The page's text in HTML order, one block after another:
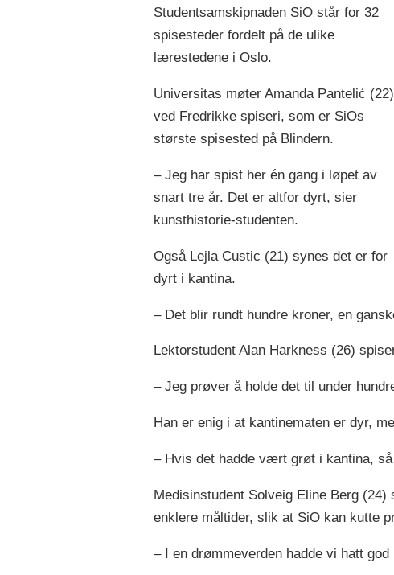
Studentsamskipnaden SiO står for 32
spisesteder fordelt på de ulike
lærestedene i Oslo.
Universitas møter Amanda Pantelić (22)
ved Fredrikke spiseri, som er SiOs
største spisested på Blindern.
– Jeg har spist her én gang i løpet av
snart tre år. Det er altfor dyrt, sier
kunsthistorie-studenten.
Også Lejla Custic (21) synes det er for
dyrt i kantina.
– Det blir rundt hundre kroner, en
Lektorstudent Alan Harkness (26)
– Jeg prøver å holde det til under
Han er enig i at kantinematen er dyr,
– Hvis det hadde vært grøt i kantina,
Medisinstudent Solveig Eline Berg
enklere måltider, slik at SiO kan kutte
– I en drømmeverden hadde vi hatt